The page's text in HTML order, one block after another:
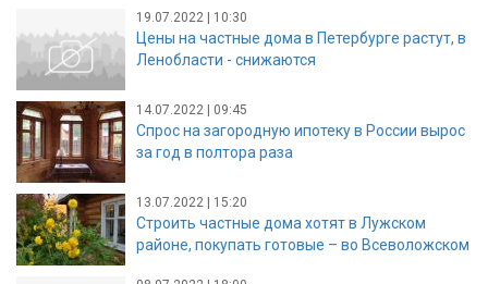
19.07.2022 | 10:30
Цены на частные дома в Петербурге растут, в
Ленобласти - снижаются
14.07.2022 | 09:45
Спрос на загородную ипотеку в России вырос
за год в полтора раза
13.07.2022 | 15:20
Строить частные дома хотят в Лужском
районе, покупать готовые – во Всеволожском